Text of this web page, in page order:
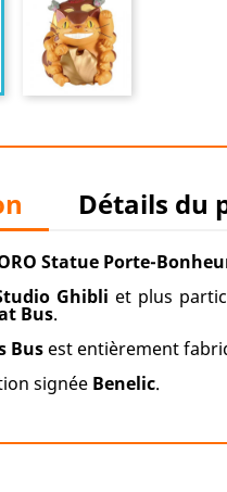
Détails du
Statue Porte-
Ghibli et plus
Bus.
Bus est entièrement
signée Benelic.